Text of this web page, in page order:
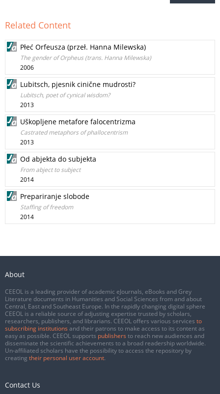
Related Content
Płeć Orfeusza (przeł. Hanna Milewska)
The gender of Orpheus (trans. Hanna Milewska)
2006
Lubitsch, pjesnik cinične mudrosti?
Lubitsch, poet of cynical wisdom?
2013
Uškopljene metafore falocentrizma
Castrated metaphors of phallocentrism
2013
Od abjekta do subjekta
From abject to subject
2014
Prepariranje slobode
Staffing of freedom
2014
About
CEEOL is a leading provider of academic eJournals, eBooks and Grey
Literature documents in Humanities and Social Sciences from and about
Central, East and Southeast Europe. In the rapidly changing digital sphere
CEEOL is a reliable source of adjusting expertise trusted by scholars,
researchers, publishers, and librarians. CEEOL offers various services to
subscribing institutions and their patrons to make access to its content as
easy as possible. CEEOL supports publishers to reach new audiences and
disseminate the scientific achievements to a broad readership worldwide.
Un-affiliated scholars have the possibility to access the repository by
creating their personal user account.
Contact Us